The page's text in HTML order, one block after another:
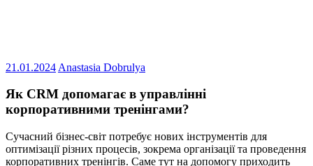
21.01.2024 Anastasia Dobrulya
Як CRM допомагає в управлінні
корпоративними тренінгами?
Сучасний бізнес-світ потребує нових інструментів для
оптимізації різних процесів, зокрема організації та проведення
корпоративних тренінгів. Саме тут на допомогу приходить